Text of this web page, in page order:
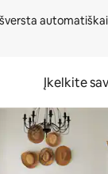
Įkelkite